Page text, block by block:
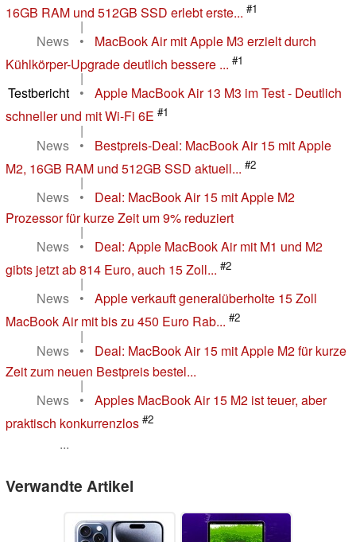
16GB RAM und 512GB SSD erlebt erste... #1
|
News
•
MacBook Air mit Apple M3 erzielt durch
Kühlkörper-Upgrade deutlich bessere ... #1
|
Testbericht
•
Apple MacBook Air 13 M3 im Test - Deutlich
schneller und mit Wi-Fi 6E #1
|
News
•
Bestpreis-Deal: MacBook Air 15 mit Apple
M2, 16GB RAM und 512GB SSD aktuell... #2
|
News
•
Deal: MacBook Air 15 mit Apple M2
Prozessor für kurze Zeit um 9% reduziert
|
News
•
Deal: Apple MacBook Air mit M1 und M2
gibts jetzt ab 814 Euro, auch 15 Zoll... #2
|
News
•
Apple verkauft generalüberholte 15 Zoll
MacBook Air mit bis zu 450 Euro Rab... #2
|
News
•
Deal: MacBook Air 15 mit Apple M2 für kurze
Zeit zum neuen Bestpreis bestel...
|
News
•
Apples MacBook Air 15 M2 ist teuer, aber
praktisch konkurrenzlos #2
...
Verwandte Artikel